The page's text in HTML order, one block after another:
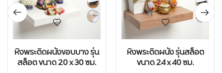
หิ้งพระติดผนังขอบบาง รุ่น
สล็อต ขนาด 20 x 30 ซม.
หิ้งพระติดผนัง รุ่นสล็อต
ขนาด 24 x 40 ซม.